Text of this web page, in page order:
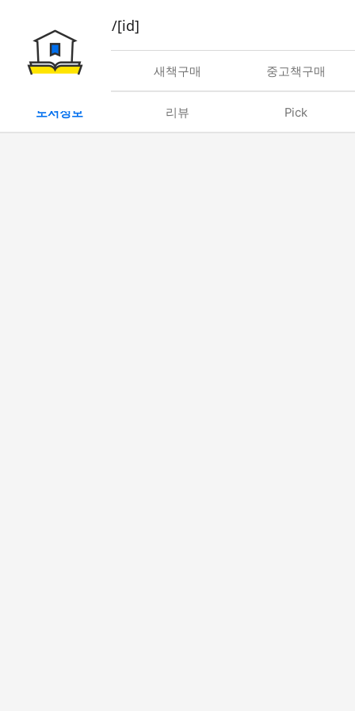
book/rent/[id]
대여 새책구매 중고책구매
도서정보 리뷰 Pick